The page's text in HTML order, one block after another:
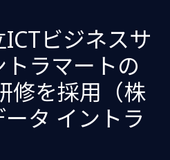
ビジネスサ
ラマートの
修を採用（株
タ イントラ